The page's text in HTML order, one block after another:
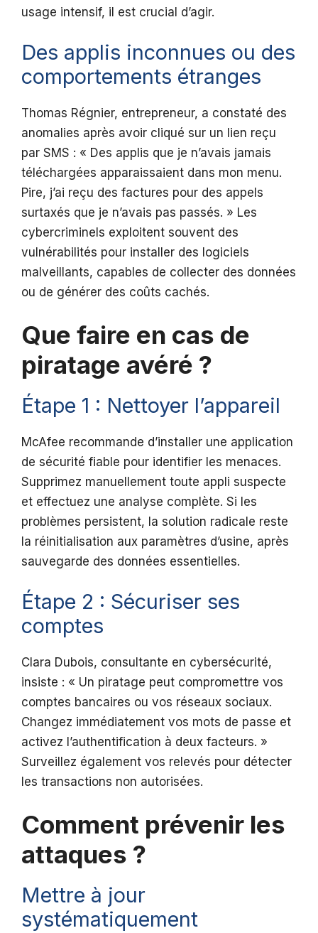
usage intensif, il est crucial d’agir.
Des applis inconnues ou des
comportements étranges
Thomas Régnier, entrepreneur, a constaté des
anomalies après avoir cliqué sur un lien reçu
par SMS : « Des applis que je n’avais jamais
téléchargées apparaissaient dans mon menu.
Pire, j’ai reçu des factures pour des appels
surtaxés que je n’avais pas passés. » Les
cybercriminels exploitent souvent des
vulnérabilités pour installer des logiciels
malveillants, capables de collecter des données
ou de générer des coûts cachés.
Que faire en cas de
piratage avéré ?
Étape 1 : Nettoyer l’appareil
McAfee recommande d’installer une application
de sécurité fiable pour identifier les menaces.
Supprimez manuellement toute appli suspecte
et effectuez une analyse complète. Si les
problèmes persistent, la solution radicale reste
la réinitialisation aux paramètres d’usine, après
sauvegarde des données essentielles.
Étape 2 : Sécuriser ses
comptes
Clara Dubois, consultante en cybersécurité,
insiste : « Un piratage peut compromettre vos
comptes bancaires ou vos réseaux sociaux.
Changez immédiatement vos mots de passe et
activez l’authentification à deux facteurs. »
Surveillez également vos relevés pour détecter
les transactions non autorisées.
Comment prévenir les
attaques ?
Mettre à jour
systématiquement